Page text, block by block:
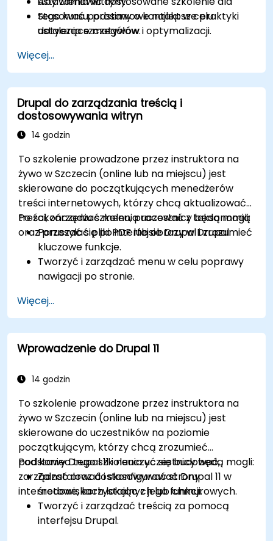
Stosować podstawowe najlepsze praktyki
dotyczące motywów i optymalizacji.
tego kursu, prosimy o kontakt w celu
ustalenia szczegółów.
Więcej...
Drupal do zarządzania treścią i
dostosowywania witryn
14 godzin
To szkolenie prowadzone przez instruktora na
żywo w Szczecin (online lub na miejscu) jest
skierowane do początkujących menedżerów
treści internetowych, którzy chcą aktualizować
treści, zarządzać menu, pracować z taksonomią
oraz przesyłać pliki PDF lub obrazy w Drupal.
Po zakończeniu szkolenia uczestnicy będą mogli:
Poruszać się po interfejsie Drupal i zrozumieć
kluczowe funkcje.
Tworzyć i zarządzać menu w celu poprawy
nawigacji po stronie.
kategoryzować i organizować treści.
Przesyłać i zarządzać plikami PDF, obrazami
oraz innymi plikami multimedialnymi.
Edytować i publikować podstawowe strony
Więcej...
Wprowadzenie do Drupal 11
14 godzin
To szkolenie prowadzone przez instruktora na
żywo w Szczecin (online lub na miejscu) jest
skierowane do uczestników na poziomie
początkującym, którzy chcą zrozumieć
podstawy Drupal 11 i nauczyć się budować,
zarządzać oraz dostosowywać strony
internetowe, korzystając z jego funkcji.
Pod koniec tego szkolenia uczestnicy będą mogli:
Zainstalować i skonfigurować Drupal 11 w
środowiskach lokalnych lub chmurowych.
Tworzyć i zarządzać treścią za pomocą
interfejsu Drupal.